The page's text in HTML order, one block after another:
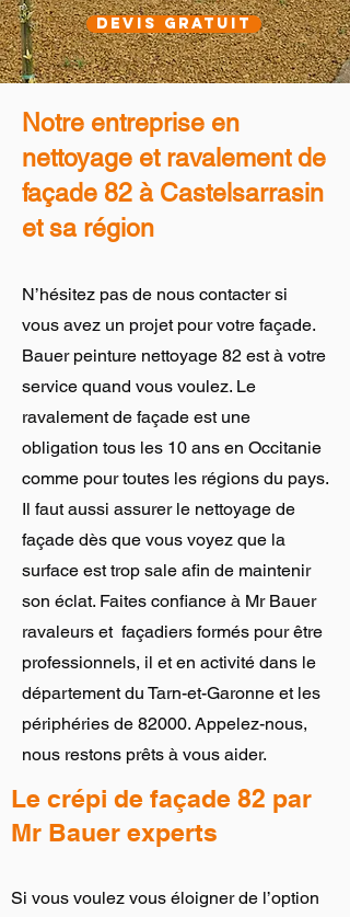
devis gratuit
Notre entreprise en
nettoyage et ravalement de
façade 82 à Castelsarrasin
et sa région
N’hésitez pas de nous contacter si
vous avez un projet pour votre façade.
Bauer peinture nettoyage 82 est à votre
service quand vous voulez. Le
ravalement de façade est une
obligation tous les 10 ans en Occitanie
comme pour toutes les régions du pays.
Il faut aussi assurer le nettoyage de
façade dès que vous voyez que la
surface est trop sale afin de maintenir
son éclat. Faites confiance à Mr Bauer
ravaleurs et façadiers formés pour être
professionnels, il et en activité dans le
département du Tarn-et-Garonne et les
périphéries de 82000. Appelez-nous,
nous restons prêts à vous aider.
Le crépi de façade 82 par
Mr Bauer experts
Si vous voulez vous éloigner de l’option